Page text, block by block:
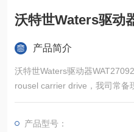
沃特世Waters驱动
产品简介
沃特世Waters驱动器
rousel carrier drive，我司常备
产品型号：